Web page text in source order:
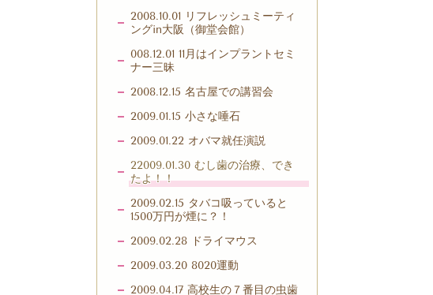
2008.10.01 リフレッシュミーティ
ングin大阪（御堂会館）
008.12.01 11月はインプラントセミ
ナー三昧
2008.12.15 名古屋での講習会
2009.01.15 小さな唾石
2009.01.22 オバマ就任演説
22009.01.30 むし歯の治療、でき
たよ！！
2009.02.15 タバコ吸っていると
1500万円が煙に？！
2009.02.28 ドライマウス
2009.03.20 8020運動
2009.04.17 高校生の７番目の虫歯